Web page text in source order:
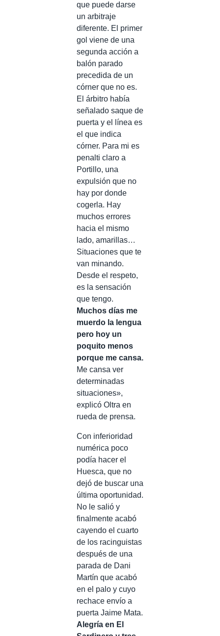
que puede darse
un arbitraje
diferente. El primer
gol viene de una
segunda acción a
balón parado
precedida de un
córner que no es.
El árbitro había
señalado saque de
puerta y el línea es
el que indica
córner. Para mi es
penalti claro a
Portillo, una
expulsión que no
hay por donde
cogerla. Hay
muchos errores
hacia el mismo
lado, amarillas…
Situaciones que te
van minando.
Desde el respeto,
es la sensación
que tengo.
Muchos días me
muerdo la lengua
pero hoy un
poquito menos
porque me cansa.
Me cansa ver
determinadas
situaciones»,
explicó Oltra en
rueda de prensa.
Con inferioridad
numérica poco
podía hacer el
Huesca, que no
dejó de buscar una
última oportunidad.
No le salió y
finalmente acabó
cayendo el cuarto
de los racinguistas
después de una
parada de Dani
Martín que acabó
en el palo y cuyo
rechace envío a
puerta Jaime Mata.
Alegría en El